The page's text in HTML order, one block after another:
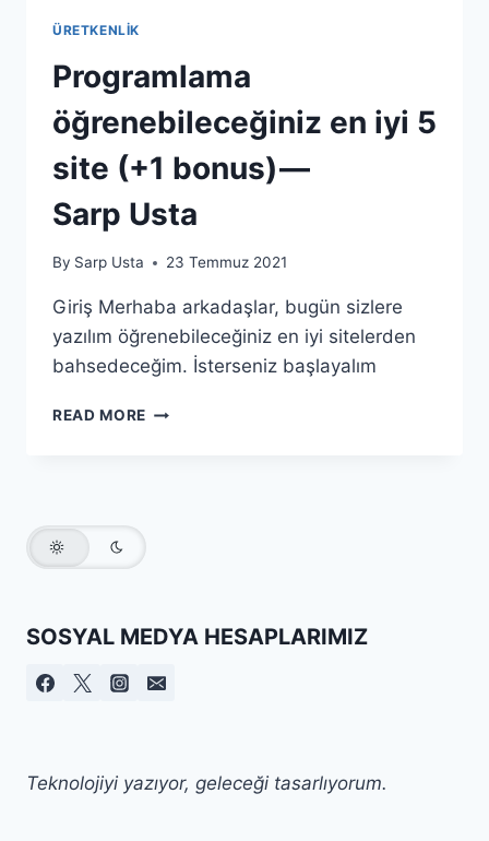
ÜRETKENLIK
Programlama
öğrenebileceğiniz en iyi 5
site (+1 bonus) —
Sarp Usta
By Sarp Usta 23 Temmuz 2021
Giriş Merhaba arkadaşlar, bugün sizlere
yazılım öğrenebileceğiniz en iyi sitelerden
bahsedeceğim. İsterseniz başlayalım
READ MORE PROGRAMLAMA
SOSYAL MEDYA HESAPLARIMIZ
Teknolojiyi yazıyor, geleceği tasarlıyorum.